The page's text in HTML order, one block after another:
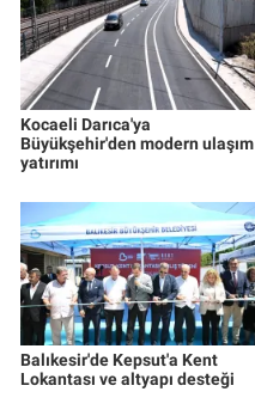
Kocaeli Darıca'ya
Büyükşehir'den modern ulaşım
yatırımı
Balıkesir'de Kepsut'a Kent
Lokantası ve altyapı desteği